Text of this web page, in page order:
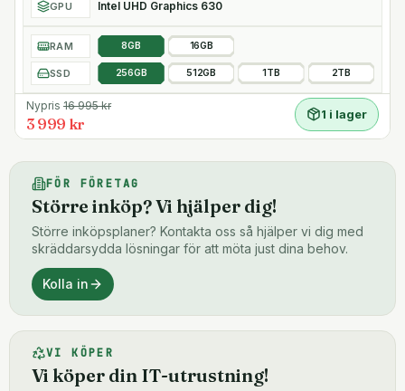
GPU Intel UHD Graphics 630
RAM 8GB 16GB
SSD 256GB 512GB 1TB 2TB
Nypris 16 995kr
3 999 kr
1 i lager
FÖR FÖRETAG
Större inköp? Vi hjälper dig!
Större inköpsplaner? Kontakta oss så hjälper vi dig med
skräddarsydda lösningar för att möta just dina behov.
Kolla in
VI KÖPER
Vi köper din IT-utrustning!